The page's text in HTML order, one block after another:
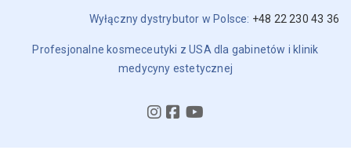
Wyłączny dystrybutor w Polsce: +48 22 230 43 36
Profesjonalne kosmeceutyki z USA dla gabinetów i klinik
medycyny estetycznej